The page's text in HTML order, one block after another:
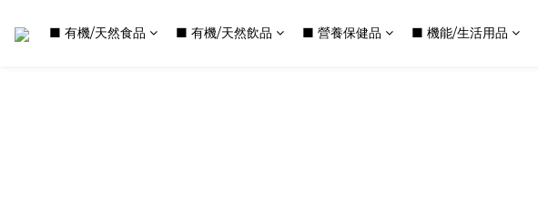
■ 有機/天然食品 ■ 有機/天然飲品 ■ 營養保健品 ■ 機能/生活用品